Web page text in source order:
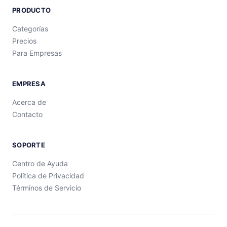
PRODUCTO
Categorías
Precios
Para Empresas
EMPRESA
Acerca de
Contacto
SOPORTE
Centro de Ayuda
Política de Privacidad
Términos de Servicio